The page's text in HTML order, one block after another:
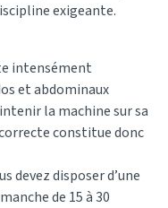
exigeante.
intensément
et abdominaux
la machine sur sa
constitue donc
devez disposer d’une
de 15 à 30